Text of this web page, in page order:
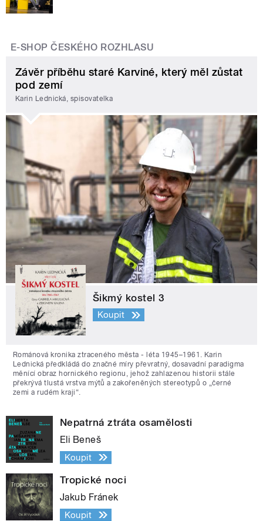
E-SHOP ČESKÉHO ROZHLASU
Závěr příběhu staré Karviné, který měl zůstat
pod zemí
Karin Lednická, spisovatelka
Šikmý kostel 3
Koupit
Románová kronika ztraceného města - léta 1945–1961. Karin
Lednická předkládá do značné míry převratný, dosavadní paradigma
měnící obraz hornického regionu, jehož zahlazenou historii stále
překrývá tlustá vrstva mýtů a zakořeněných stereotypů o „černé
zemi a rudém kraji“.
Nepatrná ztráta osamělosti
Eli Beneš
Koupit
Tropické noci
Jakub Fránek
Koupit